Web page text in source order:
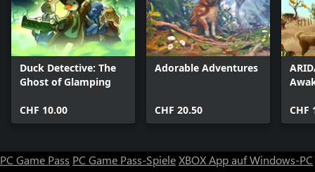
Duck Detective: The
Ghost of Glamping
CHF 10.00
Adorable Adventures
CHF 20.50 CHF
PC Game Pass PC Game Pass-SpieleXBOX App auf Windows-PC